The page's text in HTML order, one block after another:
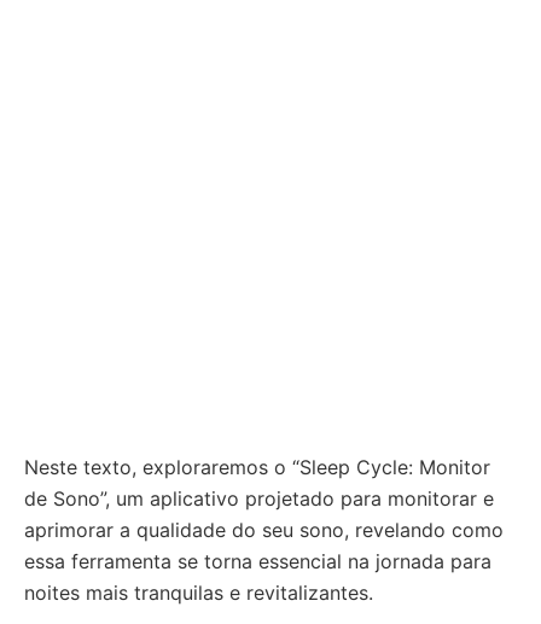
Neste texto, exploraremos o “Sleep Cycle: Monitor
de Sono”, um aplicativo projetado para monitorar e
aprimorar a qualidade do seu sono, revelando como
essa ferramenta se torna essencial na jornada para
noites mais tranquilas e revitalizantes.